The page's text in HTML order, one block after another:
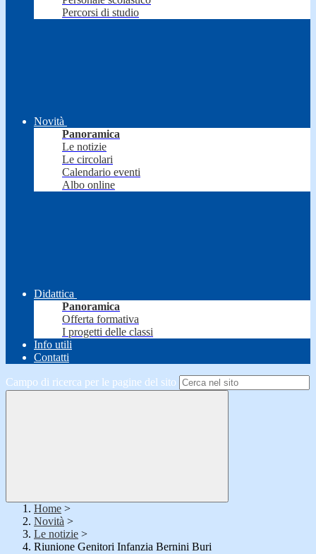
Percorsi di studio
Novità
Panoramica
Le notizie
Le circolari
Calendario eventi
Albo online
Didattica
Panoramica
Offerta formativa
I progetti delle classi
Info utili
Contatti
Campo di ricerca per le pagine del sito
Home >
Novità >
Le notizie >
Riunione Genitori Infanzia Bernini Buri